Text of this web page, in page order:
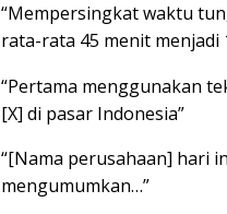
“Mempersingkat waktu
rata-rata 45 menit menjadi
“Pertama menggunakan
[X] di pasar Indonesia”
“[Nama perusahaan] hari
mengumumkan…”